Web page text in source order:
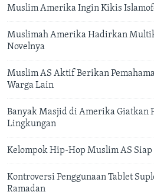
Muslim Amerika Ingin Kikis
Muslimah Amerika Hadirkan
Novelnya
Muslim AS Aktif Berikan
Warga Lain
Banyak Masjid di Amerika Giatkan
Lingkungan
Kelompok Hip-Hop Muslim AS Siap
Kontroversi Penggunaan Tablet
Ramadan